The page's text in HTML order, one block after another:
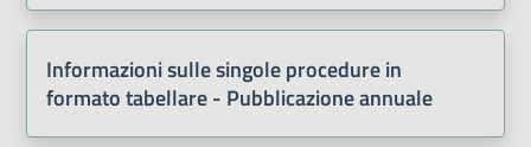
Informazioni sulle singole procedure in
formato tabellare - Pubblicazione annuale